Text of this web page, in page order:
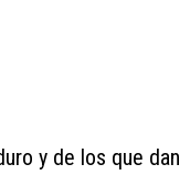
y de los que dan